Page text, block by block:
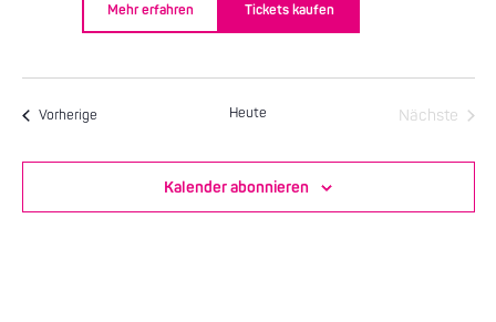
Mehr erfahren Tickets kaufen
VorherigeVeranstaltungen Heute
Nächste
Kalender abonnieren